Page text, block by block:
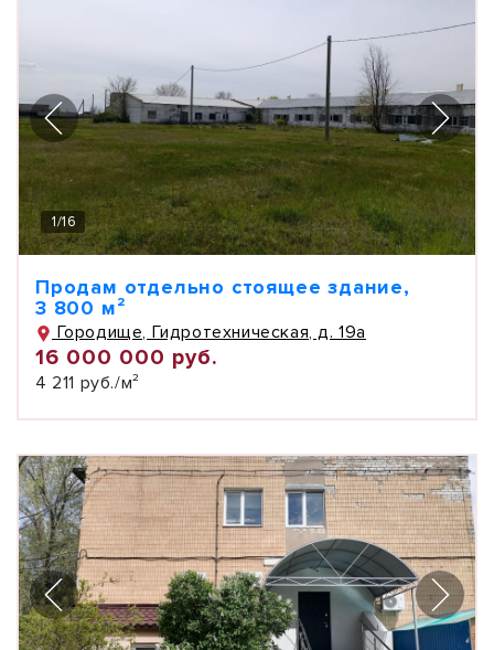
1/16
Продам отдельно стоящее здание,
3 800 м²
Городище, Гидротехническая, д. 19а
16 000 000 руб.
4 211 руб./м²